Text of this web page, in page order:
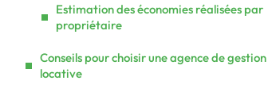
Estimation des économies réalisées par
propriétaire
Conseils pour choisir une agence de gestion
locative